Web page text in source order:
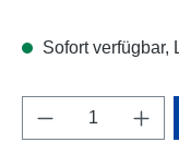
Sofort verfügbar,
Produkt